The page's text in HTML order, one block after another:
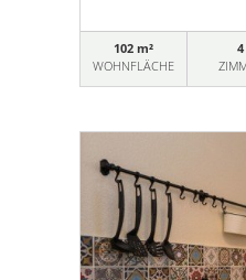
102 m²
WOHNFLÄCHE
4